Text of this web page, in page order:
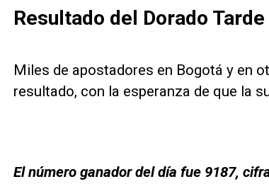
Resultado del Dorado
Miles de apostadores en Bogotá y en
resultado, con la esperanza de que la
El número ganador del día fue 9187,